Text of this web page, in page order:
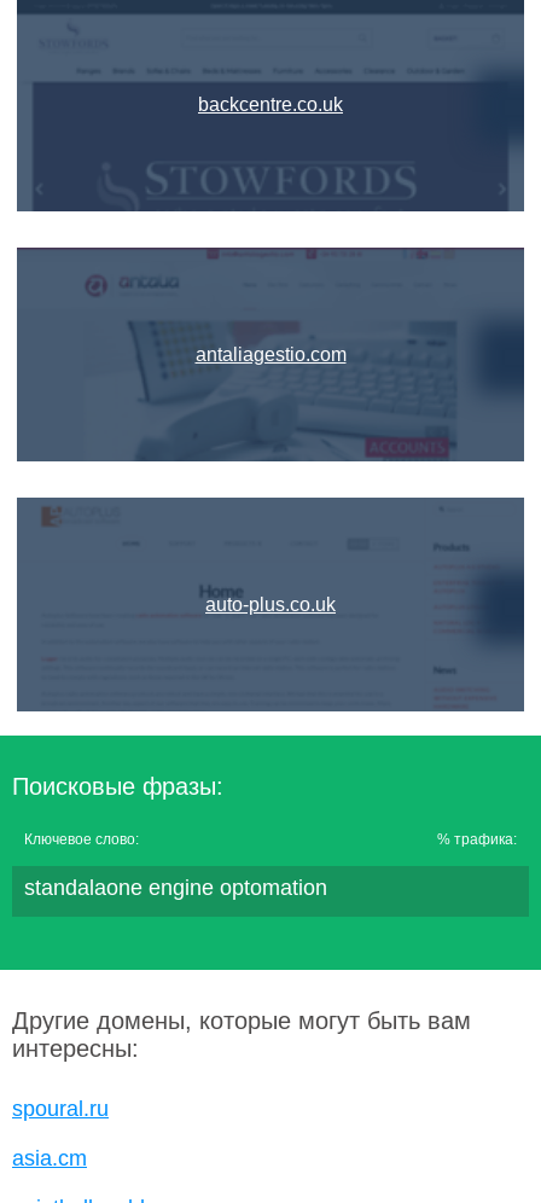
backcentre.co.uk
antaliagestio.com
auto-plus.co.uk
Поисковые фразы:
Ключевое слово: % трафика:
standalaone engine optomation
Другие домены, которые могут быть вам
интересны:
spoural.ru
asia.cm